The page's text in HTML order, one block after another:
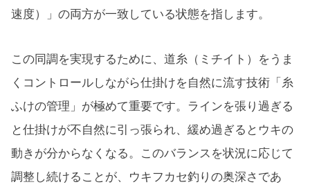
速度）」の両方が一致している状態を指します。
この同調を実現するために、道糸（ミチイト）をうま
くコントロールしながら仕掛けを自然に流す技術「糸
ふけの管理」が極めて重要です。ラインを張り過ぎる
と仕掛けが不自然に引っ張られ、緩め過ぎるとウキの
動きが分からなくなる。このバランスを状況に応じて
調整し続けることが、ウキフカセ釣りの奥深さであ